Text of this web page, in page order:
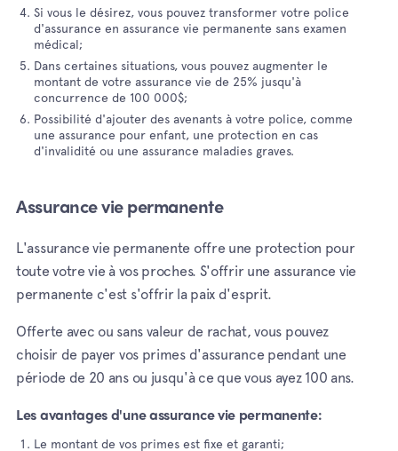
Si vous le désirez, vous pouvez transformer votre police
d'assurance en assurance vie permanente sans examen
médical;
Dans certaines situations, vous pouvez augmenter le
montant de votre assurance vie de 25% jusqu'à
concurrence de 100 000$;
Possibilité d'ajouter des avenants à votre police, comme
une assurance pour enfant, une protection en cas
d'invalidité ou une assurance maladies graves.
Assurance vie permanente
L'assurance vie permanente offre une protection pour
toute votre vie à vos proches. S'offrir une assurance vie
permanente c'est s'offrir la paix d'esprit.
Offerte avec ou sans valeur de rachat, vous pouvez
choisir de payer vos primes d'assurance pendant une
période de 20 ans ou jusqu'à ce que vous ayez 100 ans.
Les avantages d'une assurance vie permanente:
Le montant de vos primes est fixe et garanti;